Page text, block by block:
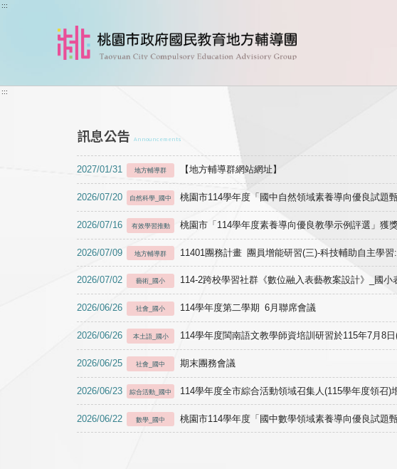
跳到主要內容
:::
:::
訊息公告 Announcements
2027/01/31 地方輔導群 【地方輔導群網站網址】
2026/07/20 自然科學_國中 桃園市114學年度「國中自然領域素養導向優良試題
2026/07/16 有效學習推動 桃園市「114學年度素養導向優良教學示例評選」獲
2026/07/09 地方輔導群 11401團務計畫 團員增能研習(三)-科技輔助自主學
2026/07/02 藝術_國小 114-2跨校學習社群《數位融入表藝教案設計》_國小
2026/06/26 社會_國小 114學年度第二學期 6月聯席會議
2026/06/26 本土語_國小 114學年度閩南語文教學師資培訓研習於115年7月8
2026/06/25 社會_國中 期末團務會議
2026/06/23 綜合活動_國中 114學年度全市綜合活動領域召集人(115學年度領召)
2026/06/22 數學_國中 桃園市114學年度「國中數學領域素養導向優良試題